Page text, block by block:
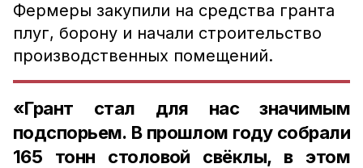
Фермеры закупили на средства гранта
плуг, борону и начали строительство
производственных помещений.
«Грант стал для нас значимым
подспорьем. В прошлом году собрали
165 тонн столовой свёклы, в этом